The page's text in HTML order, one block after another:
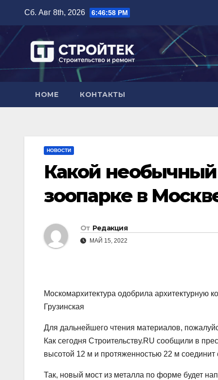
содержимому
Сб. Авг 8th, 2026 6:46:59 PM
HOME КОНТАКТЫ
НОВОСТИ
Какой необычный
зоопарке в
От Редакция
МАЙ 15, 2022
Москомархитектура одобрила архитектурную
Грузинская
Для дальнейшего чтения материалов,
Как сегодня Строительству.RU сообщили в
высотой 12 м и протяженностью 22 м соединит
Так, новый мост из металла по форме будет